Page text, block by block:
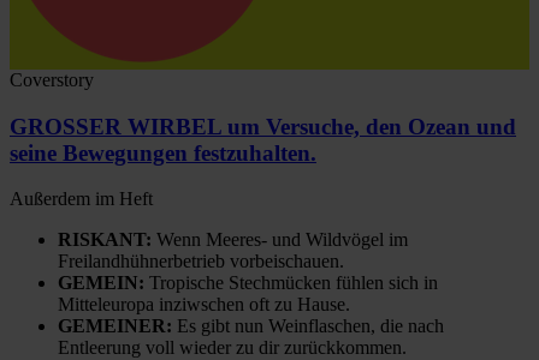
Coverstory
GROSSER WIRBEL um Versuche, den Ozean und
seine Bewegungen festzuhalten.
Außerdem im Heft
RISKANT: Wenn Meeres- und Wildvögel im
Freilandhühnerbetrieb vorbeischauen.
GEMEIN: Tropische Stechmücken fühlen sich in
Mitteleuropa inziwschen oft zu Hause.
GEMEINER: Es gibt nun Weinflaschen, die nach
Entleerung voll wieder zu dir zurückkommen.